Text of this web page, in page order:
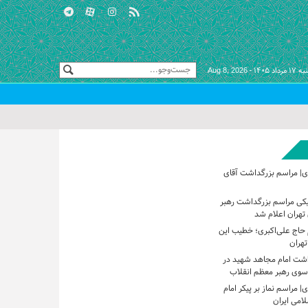
۱۴۰۵ - Aug 8, 2026
مراسم بزرگداشت آقای
مراسم بزرگداشت رهبر
اعلام شد
علی‌اکبری؛ خطیب این
امام مجاهد شهید در
رهبر معظم انقلاب
مراسم نماز بر پیکر امام
ایران